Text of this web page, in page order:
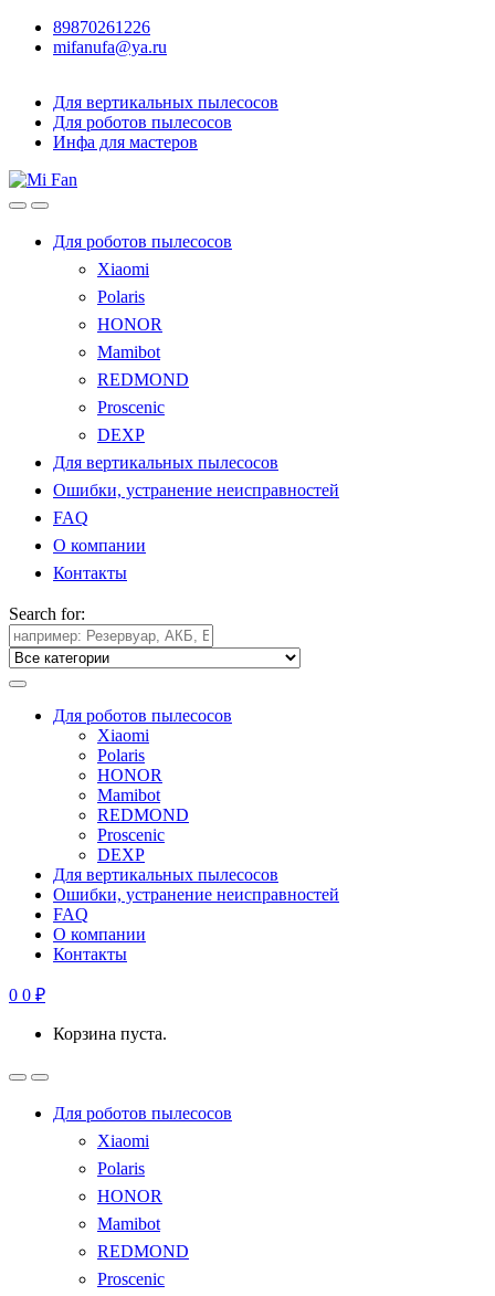
89870261226
mifanufa@ya.ru
Для вертикальных пылесосов
Для роботов пылесосов
Инфа для мастеров
Для роботов пылесосов
Xiaomi
Polaris
HONOR
Mamibot
REDMOND
Proscenic
DEXP
Для вертикальных пылесосов
Ошибки, устранение неисправностей
FAQ
О компании
Контакты
Search for:
Для роботов пылесосов
Xiaomi
Polaris
HONOR
Mamibot
REDMOND
Proscenic
DEXP
Для вертикальных пылесосов
Ошибки, устранение неисправностей
FAQ
О компании
Контакты
0 0 ₽
Корзина пуста.
Для роботов пылесосов
Xiaomi
Polaris
HONOR
Mamibot
REDMOND
Proscenic